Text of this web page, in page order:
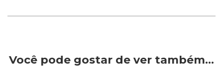
Você pode gostar de ver também…